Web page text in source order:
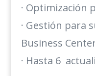
· Optimización
· Gestión para
Business
· Hasta 6